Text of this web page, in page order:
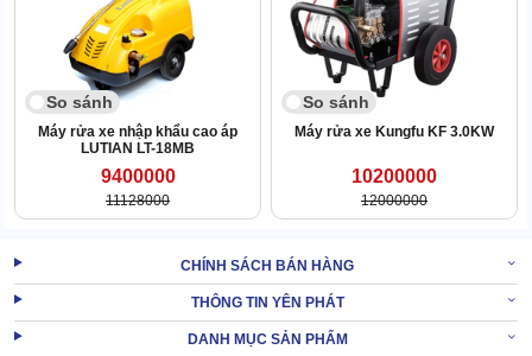
1.4 Bền khỏe tuyệt đối, siêu tiết kiệm điện nước
chú trọng nâng cấp hơn hẳn về sức chống chịu.
Tổng thể
máy xịt rửa xe Lutian được hoàn thiện bằng chất liệu
siêu bền, chống ăn mòn, không hoen gỉ.
So sánh
Máy rửa xe nhập khẩu cao áp
LUTIAN LT-18MB
9400000
11128000
So sánh
Máy rửa xe Kungfu KF 3.0KW
10200000
12000000
CHÍNH SÁCH BÁN HÀNG
THÔNG TIN YÊN PHÁT
DANH MỤC SẢN PHẨM